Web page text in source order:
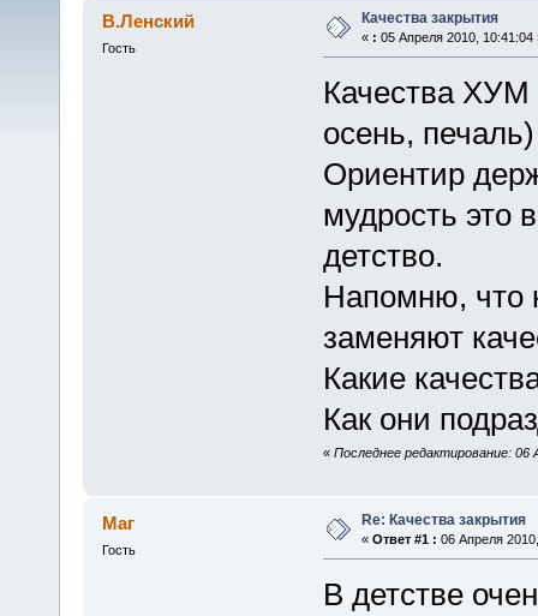
В.Ленский
Гость
Качества закрытия
« : 05 Апреля 2010, 10:41:04
Качества ХУМ
осень,
Ориентир
мудрость это
детство.
Напомню, что
заменяют
Какие
Как они
« Последнее редактирование: 06
Маг
Гость
Re: Качества закрытия
« Ответ #1 : 06 Апреля
В детстве